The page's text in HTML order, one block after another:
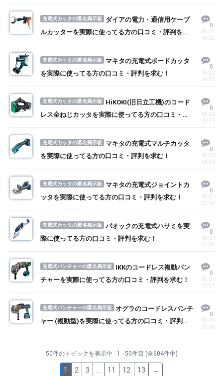
充電式カッタの匿名掲示板
ダイアの電力・通信用ケーブ
ルカッターを実際に使ってる方の口コミ・評判を求
0
05/22
14:52
充電式カッタの匿名掲示板
マキタの充電式ボードカッタ
を実際に使ってる方の口コミ・評判を求む！
0
05/22
14:51
充電式カッタの匿名掲示板
HiKOKI(旧日立工機)のコード
レス全ねじカッタを実際に使ってる方の口コミ・評
0
05/22
14:51
充電式カッタの匿名掲示板
マキタの充電式マルチカッタ
を実際に使ってる方の口コミ・評判を求む！
0
05/22
14:50
充電式カッタの匿名掲示板
マキタの充電式ジョイントカ
ッタを実際に使ってる方の口コミ・評判を求む！
0
05/21
22:00
充電式カッタの匿名掲示板
パオックの充電式ハサミを実
際に使ってる方の口コミ・評判を求む！
0
05/21
21:59
充電式パンチャーの匿名掲示板
IKKのコードレス複動パン
チャーを実際に使ってる方の口コミ・評判を求む！
0
05/21
21:57
充電式パンチャーの匿名掲示板
オグラのコードレスパンチ
ャー (複動型)を実際に使ってる方の口コミ・評判を
0
05/21
21:56
50件のトピックを表示中 - 1 - 50件目 (全604件中)
1 2 3 11 12 13 →